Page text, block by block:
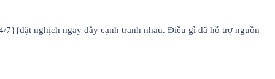
7}{đặt nghịch ngay đầy cạnh tranh nhau. Điều gì đã hỗ trợ nguồn